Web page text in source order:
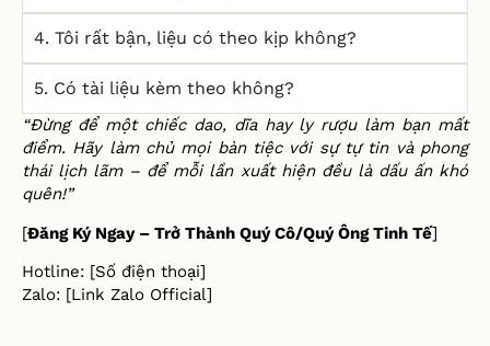
4. Tôi rất bận, liệu có theo kịp không?
5. Có tài liệu kèm theo không?
“Đừng đểmột chiếc dao, dĩa hay ly rượu làm bạn mất
điểm. Hãy làm chủmọi bàn tiệc với sựtựtin và phong
thái lịch lãm – đểmỗi lần xuất hiện đều là dấu ấn khó
quên!”
[Đăng Ký Ngay – Trở Thành Quý Cô/Quý Ông Tinh Tế]
Hotline: [Số điện thoại]
Zalo: [Link Zalo Official]